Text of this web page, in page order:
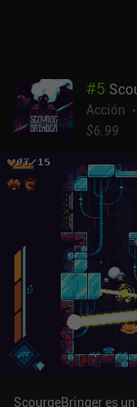
jugabilidad es muy
la música es increíble.
#5
Acción
$6.99
ScourgeBringer es